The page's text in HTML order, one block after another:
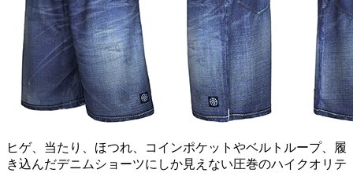
ヒゲ、当たり、ほつれ、コインポケットやベルトループ、履
き込んだデニムショーツにしか見えない圧巻のハイクオリテ